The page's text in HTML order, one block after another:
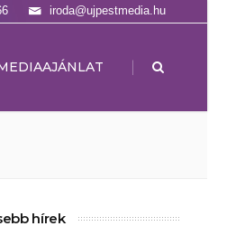
iroda@ujpestmedia.hu
|
hírek